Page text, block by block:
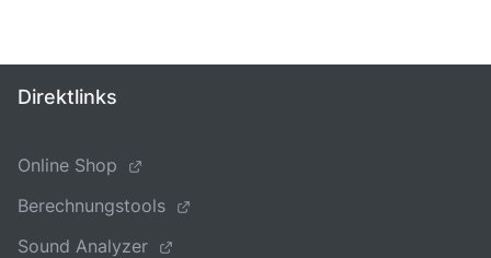
Direktlinks
Online Shop
Berechnungstools
Sound Analyzer